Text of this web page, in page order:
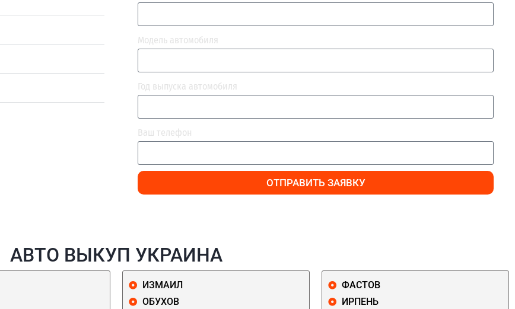
Модель автомобиля
Год выпуска автомобиля
Ваш телефон
ОТПРАВИТЬ ЗАЯВКУ
АВТО ВЫКУП УКРАИНА
ИЗМАИЛ
ОБУХОВ
ФАСТОВ
ИРПЕНЬ